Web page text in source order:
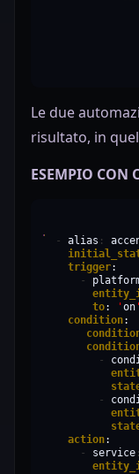
Le due
risultato, in
ESEMPIO CON
- alias :
trigger
-
to: 'on '
condition
-
-
action
-
service :